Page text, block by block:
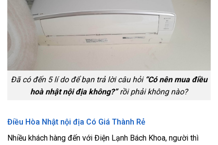
Đã có đến 5 lí do để bạntrả lời câu hỏi “Có nên mua điều
hoà nhật nội địa không?”rồi phải không nào?
Điều Hòa Nhật nội địa Có Giá Thành Rẻ
Nhiều khách hàng đến với Điện Lạnh Bách Khoa, người thì